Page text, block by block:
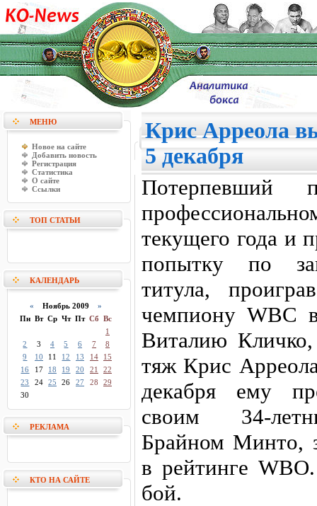
МЕНЮ
Новое на сайте
Добавить новость
Регистрация
Статистика
О сайте
Ссылки
ТОП СТАТЬИ
КАЛЕНДАРЬ
« Ноябрь 2009 »
Пн Вт Ср Чт Пт Сб Вс
1
2
3 4 5 6 7
8
9
10 11 12 13 14
15
16
17 18 19 20 21
22
23
24 25 26 27 28
29
30
РЕКЛАМА
КТО НА САЙТЕ
Крис Арреола
5 декабря
Потерпевший
текущего года и
попытку по
титула,
чемпиону WBC
Виталию
тяж Крис
декабря ему
своим 34-
Брайном Минто,
в рейтинге
бой.